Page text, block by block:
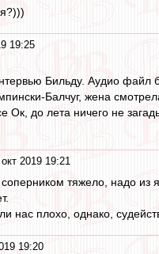
19:25
Бильду. Аудио файл
Балчуг, жена
Ок, до лета ничего не
2019 19:21
тяжело, надо из
нас плохо, однако,
19:20